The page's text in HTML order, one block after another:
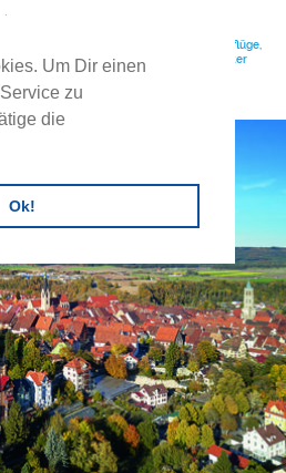
Um Dir einen
zu
die
Ok!
individuelle Gruppenreisen, Feuerwehrausflüge,
Exkursionen, Tagesreisen, Buscharter